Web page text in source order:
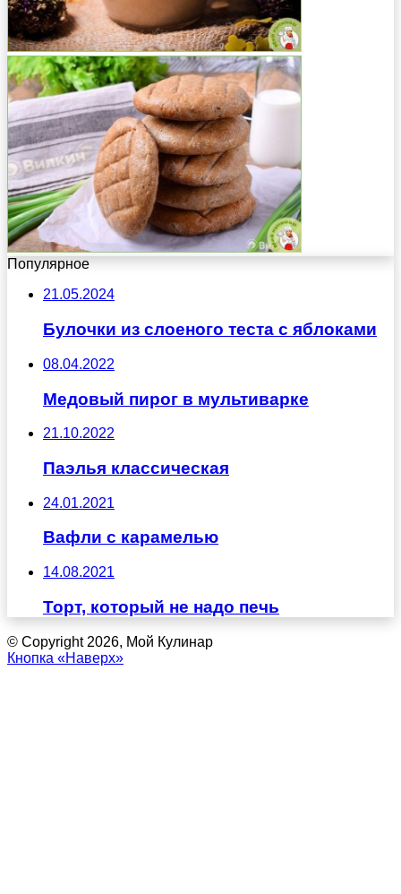
Популярное
21.05.2024
Булочки из слоеного теста с яблоками
08.04.2022
Медовый пирог в мультиварке
21.10.2022
Паэлья классическая
24.01.2021
Вафли с карамелью
14.08.2021
Торт, который не надо печь
© Copyright 2026, Мой Кулинар
Кнопка «Наверх»